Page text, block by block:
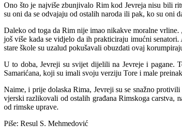
Ono što je najviše zbunjivalo Rim kod Jevreja nisu bili
su oni da se odvajaju od ostalih naroda ili pak, ko su oni
Daleko od toga da Rim nije imao nikakve moralne
još više kada se vidjelo da ih prakticiraju imućni
stare škole su uzalud pokušavali obuzdati ovaj
U to doba, Jevreji su svijet dijelili na Jevreje i
Samarićana, koji su imali svoju verziju Tore i male
Naime, i prije dolaska Rima, Jevreji su se snažno
vjerski razlikovali od ostalih građana Rimskoga carstva,
od rimske uprave.
Piše: Resul S. Mehmedović